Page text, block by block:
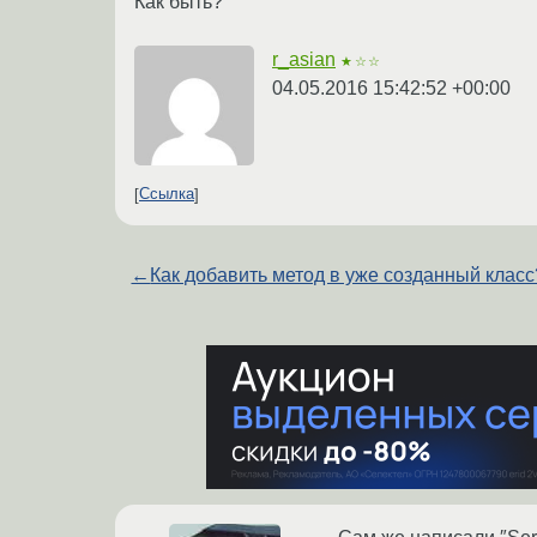
r_asian ★☆☆
04.05.2016 15:42:52 +00:00
Ссылка
← Как добавить метод в уже созданный